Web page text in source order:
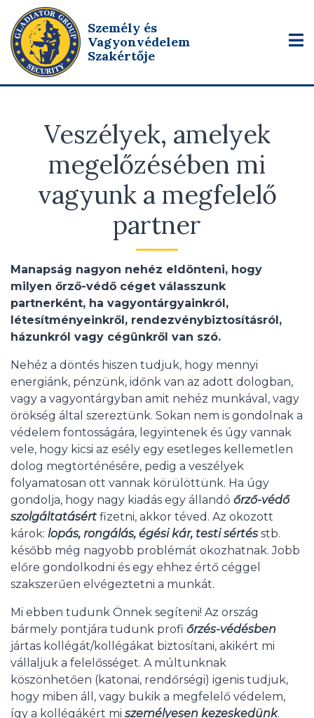
Személy és
Vagyonvédelem
Szakértője
Veszélyek, amelyek
megelőzésében mi
vagyunk a megfelelő
partner
Manapság nagyon nehéz eldönteni, hogy
milyen őrző-védő céget válasszunk
partnerként, ha vagyontárgyainkról,
létesítményeinkről, rendezvénybiztosításról,
házunkról vagy cégünkről van szó.
Nehéz a döntés hiszen tudjuk, hogy mennyi
energiánk, pénzünk, időnk van az adott dologban,
vagy a vagyontárgyban amit nehéz munkával, vagy
örökség által szereztünk. Sokan nem is gondolnak a
védelem fontosságára, legyintenek és úgy vannak
vele, hogy kicsi az esély egy esetleges kellemetlen
dolog megtörténésére, pedig a veszélyek
folyamatosan ott vannak körülöttünk. Ha úgy
gondolja, hogy nagy kiadás egy állandó őrző-védő
szolgáltatásért fizetni, akkor téved. Az okozott
károk: lopás, rongálás, égési kár, testi sértés stb.
később még nagyobb problémát okozhatnak. Jobb
előre gondolkodni és egy ehhez értő céggel
szakszerűen elvégeztetni a munkát.
Mi ebben tudunk Önnek segíteni! Az ország
bármely pontjára tudunk profi őrzés-védésben
jártas kollégát/kollégákat biztosítani, akikért mi
vállaljuk a felelősséget. A múltunknak
köszönhetően (katonai, rendőrségi) igenis tudjuk,
hogy miben áll, vagy bukik a megfelelő védelem,
így a kollégákért mi személyesen kezeskedünk.